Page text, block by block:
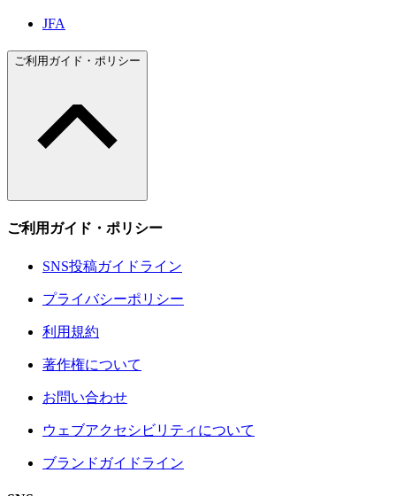
JFA
ご利用ガイド・ポリシー
ご利用ガイド・ポリシー
SNS投稿ガイドライン
プライバシーポリシー
利用規約
著作権について
お問い合わせ
ウェブアクセシビリティについて
ブランドガイドライン